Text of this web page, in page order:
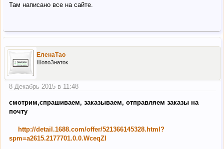
Там написано все на сайте.
ЕленаТао
ШопоЗнаток
8 Декабрь 2015 в 11:48
смотрим,спрашиваем, заказываем, отправляем заказы на
почту
http://detail.1688.com/offer/521366145328.html?
spm=a2615.2177701.0.0.WceqZI